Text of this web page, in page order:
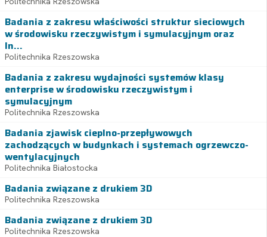
Badania z zakresu właściwości struktur sieciowych
w środowisku rzeczywistym i symulacyjnym oraz
In...
Politechnika Rzeszowska
Badania z zakresu wydajności systemów klasy
enterprise w środowisku rzeczywistym i
symulacyjnym
Politechnika Rzeszowska
Badania zjawisk cieplno-przepływowych
zachodzących w budynkach i systemach ogrzewczo-
wentylacyjnych
Politechnika Białostocka
Badania związane z drukiem 3D
Politechnika Rzeszowska
Badania związane z drukiem 3D
Politechnika Rzeszowska